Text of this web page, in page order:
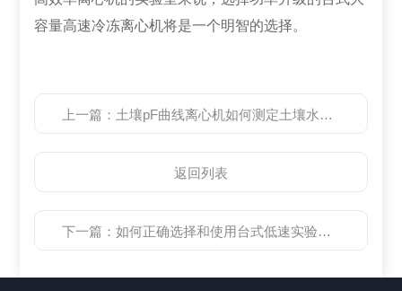
容量高速冷冻离心机将是一个明智的选择。
上一篇： 土壤pF曲线离心机如何测定土壤水分特性？
返回列表
下一篇：如何正确选择和使用台式低速实验室离心机？